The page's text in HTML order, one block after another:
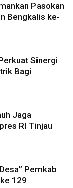
Pasokan
Bengkalis ke-
Sinergi
Bagi
Jaga
RI Tinjau
Pemkab
129